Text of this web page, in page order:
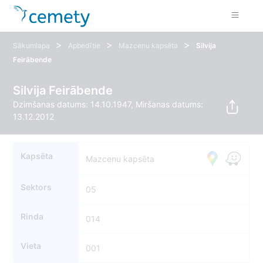
Sākumlapa > Apbedītie > Mazcenu kapsēta >
Silvija
Feirābende
Silvija Feirābende
Dzimšanas datums: 14.10.1947, Miršanas datums:
13.12.2012
Kapsēta Mazcenu kapsēta
Sektors 05
Rinda 014
Vieta 001